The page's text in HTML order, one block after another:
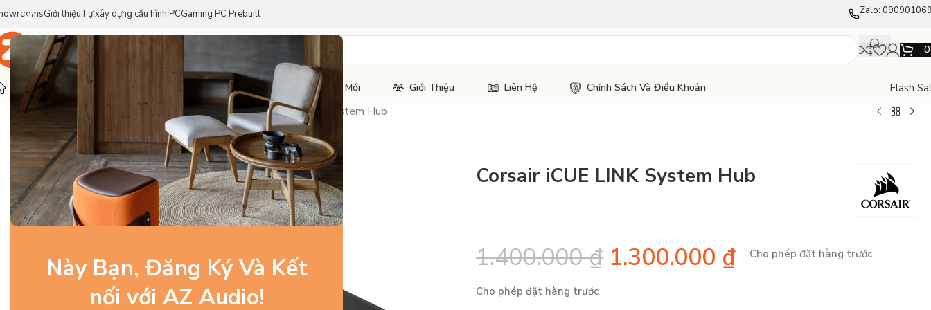
Này Bạn, Đăng Ký Và Kết
nối với AZ Audio!
Giới thiệuTự xây dựng cấu hình PCGaming PC Prebuilt Zalo:
Trang Chủ Sản Phẩm Thương Hiệu Tin Tức Mới Giới Thiệu Liên Hệ Chính Sách Và Điều Khoản
Flash
Trang chủ
Linh Kiện PC Gaming Phụ kiện khác/Corsair iCUE LINK System Hub
-7% Corsair iCUE LINK System Hub
1.400.000₫ 1.300.000 ₫ Cho phép đặt hàng trước
Cho phép đặt hàng trước